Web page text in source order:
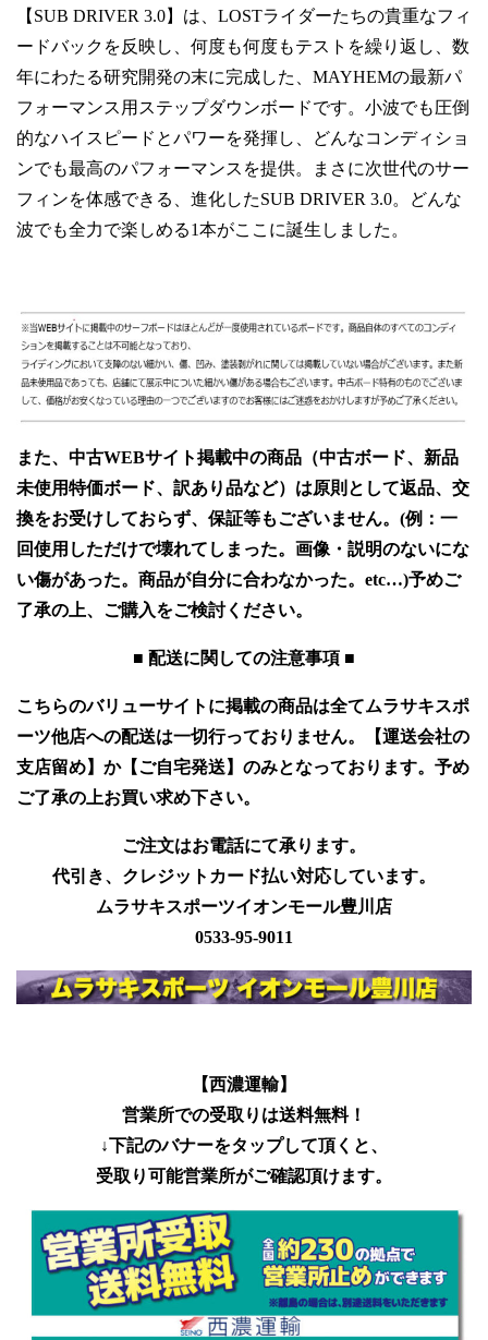
【SUB DRIVER 3.0】は、LOSTライダーたちの貴重なフィ
ードバックを反映し、何度も何度もテストを繰り返し、数
年にわたる研究開発の末に完成した、MAYHEMの最新パ
フォーマンス用ステップダウンボードです。小波でも圧倒
的なハイスピードとパワーを発揮し、どんなコンディショ
ンでも最高のパフォーマンスを提供。まさに次世代のサー
フィンを体感できる、進化したSUB DRIVER 3.0。どんな
波でも全力で楽しめる1本がここに誕生しました。
また、中古WEBサイト掲載中の商品（中古ボード、新品
未使用特価ボード、訳あり品など）は原則として返品、交
換をお受けしておらず、保証等もございません。(例：一
回使用しただけで壊れてしまった。画像・説明のないにな
い傷があった。商品が自分に合わなかった。etc…)予めご
了承の上、ご購入をご検討ください。
■ 配送に関しての注意事項 ■
こちらのバリューサイトに掲載の商品は全てムラサキスポ
ーツ他店への配送は一切行っておりません。【運送会社の
支店留め】か【ご自宅発送】のみとなっております。予め
ご了承の上お買い求め下さい。
ご注文はお電話にて承ります。
代引き、クレジットカード払い対応しています。
ムラサキスポーツイオンモール豊川店
0533-95-9011
【西濃運輸】
営業所での受取りは送料無料！
↓下記のバナーをタップして頂くと、
受取り可能営業所がご確認頂けます。